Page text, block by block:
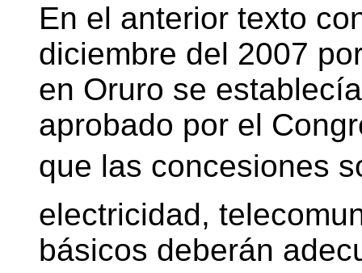
En el anterior texto
diciembre del 2007
en Oruro se
aprobado por el
que las concesiones
electricidad,
básicos deberán